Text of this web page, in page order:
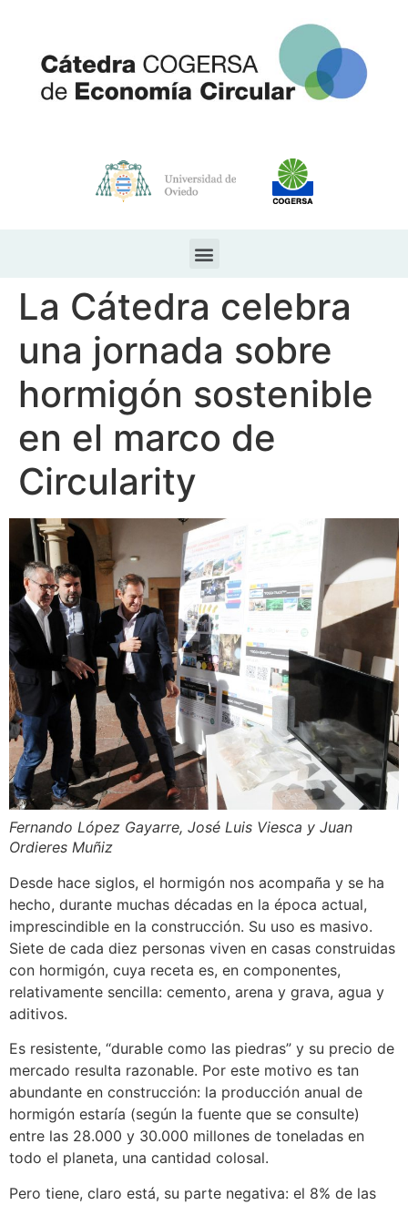
La Cátedra celebra
una jornada sobre
hormigón sostenible
en el marco de
Circularity
Fernando López Gayarre, José Luis Viesca y Juan
Ordieres Muñiz
Desde hace siglos, el hormigón nos acompaña y se ha
hecho, durante muchas décadas en la época actual,
imprescindible en la construcción. Su uso es masivo.
Siete de cada diez personas viven en casas construidas
con hormigón, cuya receta es, en componentes,
relativamente sencilla: cemento, arena y grava, agua y
aditivos.
Es resistente, “durable como las piedras” y su precio de
mercado resulta razonable. Por este motivo es tan
abundante en construcción: la producción anual de
hormigón estaría (según la fuente que se consulte)
entre las 28.000 y 30.000 millones de toneladas en
todo el planeta, una cantidad colosal.
Pero tiene, claro está, su parte negativa: el 8% de las